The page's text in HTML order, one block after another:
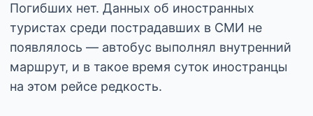
Погибших нет. Данных об иностранных
туристах среди пострадавших в СМИ не
появлялось — автобус выполнял внутренний
маршрут, и в такое время суток иностранцы
на этом рейсе редкость.